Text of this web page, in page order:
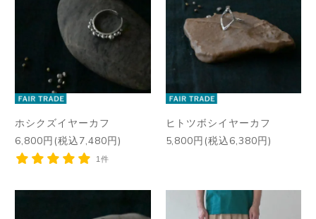
ホシクズイヤーカフ
6,800円(税込7,480円)
1件
ヒトツボシイヤーカフ
5,800円(税込6,380円)